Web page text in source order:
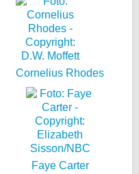
Cornelius Rhodes
Faye Carter